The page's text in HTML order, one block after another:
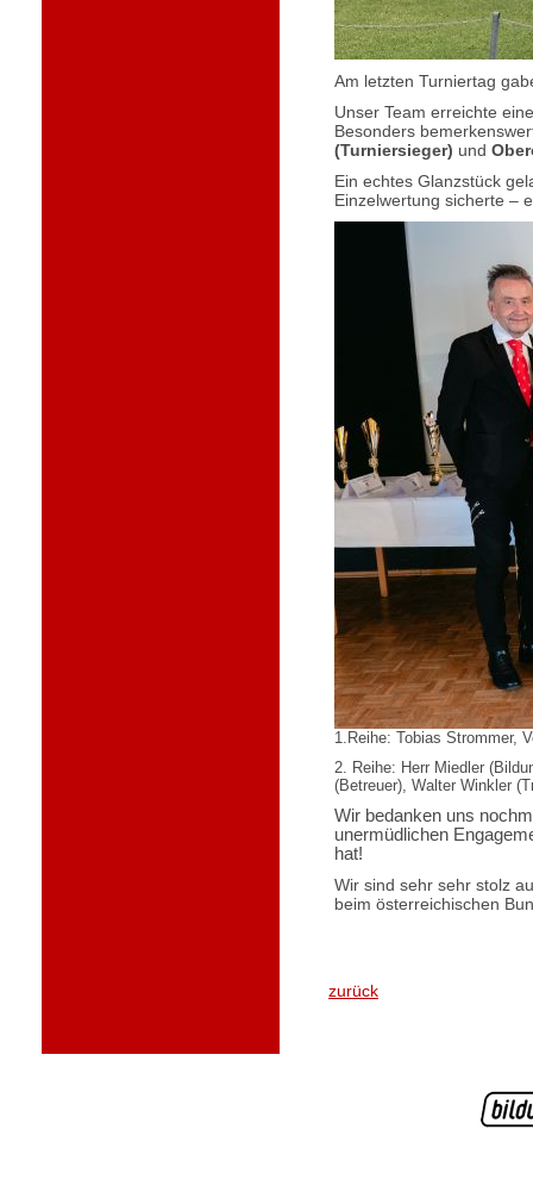
Am letzten Turniertag
Unser Team erreichte
Besonders
(Turniersieger) und
Ein echtes Glanzstück
Einzelwertung sicherte –
1.Reihe: Tobias Strommer,
2. Reihe: Herr Miedler
(Betreuer), Walter Winkler
Wir bedanken uns
unermüdlichen
hat!
Wir sind sehr sehr stolz
beim österreichischen
zurück